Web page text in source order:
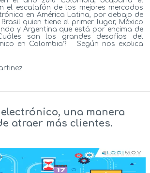
el escalafón de los mejores mercados
en América Latina, por debajo de
quien tiene el primer lugar, México
y Argentina que está por encima de
son los grandes desafíos del
en Colombia? Según nos explica
una manera
atraer más clientes.